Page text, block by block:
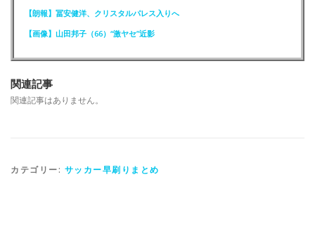
【朗報】冨安健洋、クリスタルパレス入りへ
【画像】山田邦子（66）“激ヤセ”近影
関連記事
関連記事はありません。
カテゴリー: サッカー早刷りまとめ